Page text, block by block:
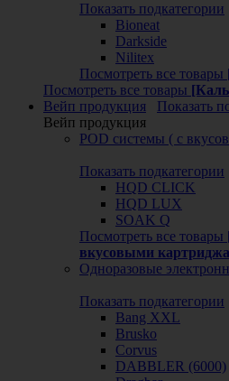
Показать подкатегории
Bioneat
Darkside
Nilitex
Посмотреть все товары
Посмотреть все товары
Вейп продукция
Показать
Вейп продукция
POD системы ( с
Показать подкатегории
HQD CLICK
HQD LUX
SOAK Q
Посмотреть все товары
вкусовыми
Одноразовые
Показать подкатегории
Bang XXL
Brusko
Corvus
DABBLER (6000)